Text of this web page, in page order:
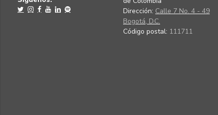
Dirección: Calle 7 No. 4 - 49
Bogotá, D.C.
Código postal: 111711